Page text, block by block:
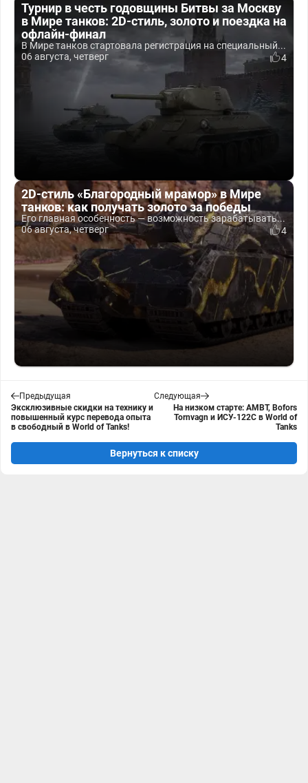
Турнир в честь годовщины Битвы за Москву
в Мире танков: 2D-стиль, золото и поездка на
офлайн-финал
В Мире танков стартовала регистрация на специальный...
06 августа, четверг
4
2D-стиль «Благородный мрамор» в Мире
танков: как получать золото за победы
Его главная особенность — возможность зарабатывать...
06 августа, четверг
4
Предыдущая
Эксклюзивные скидки на технику и
повышенный курс перевода опыта
в свободный в World of Tanks!
Следующая
На низком старте: AMBT, Bofors
Tornvagn и ИСУ-122С в World of
Tanks
Вернуться к списку